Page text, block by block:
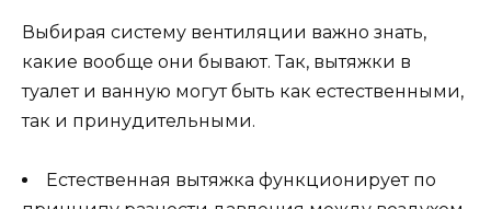
Выбирая систему вентиляции важно знать,
какие вообще они бывают. Так, вытяжки в
туалет и ванную могут быть как естественными,
так и принудительными.
Естественная вытяжка функционирует по